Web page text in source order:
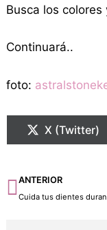
Busca los
Continuará..
foto:
X (Twitter)
Ant
ANTERIOR
Cuida tus dientes